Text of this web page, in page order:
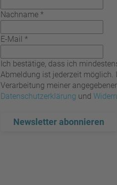
Nachname *
E-Mail *
Ich bestätige, dass ich
Abmeldung ist jederzeit möglich.
Verarbeitung meiner
Datenschutzerklärung und
Newsletter abonnieren